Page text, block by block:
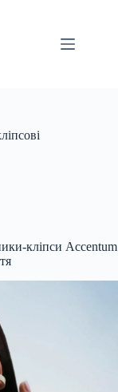
кліпси Accentum